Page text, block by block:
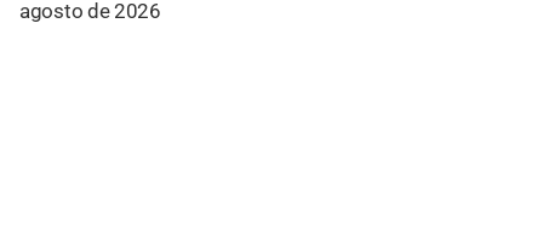
agosto de 2026